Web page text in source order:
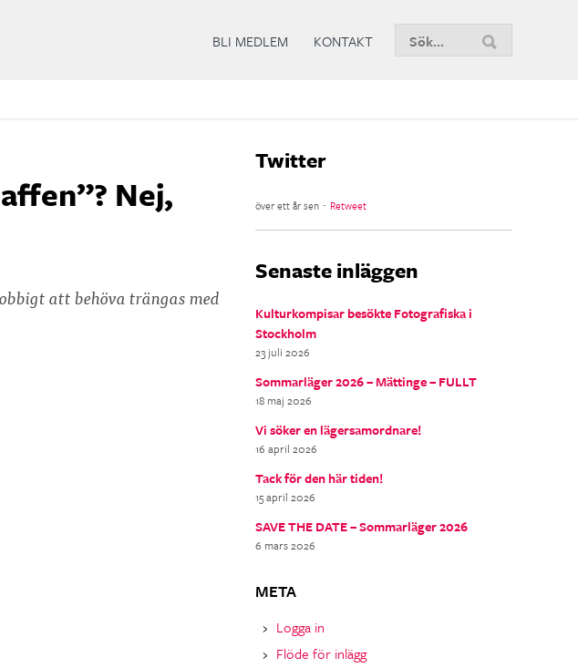
BLI MEDLEM KONTAKT
Sök
Nej,
att behöva trängas med
Twitter
över ett år sen ･ Retweet
Senaste inläggen
Kulturkompisar besökte Fotografiska i
Stockholm
23 juli 2026
Sommarläger 2026 – Mättinge – FULLT
18 maj 2026
Vi söker en lägersamordnare!
16 april 2026
Tack för den här tiden!
15 april 2026
SAVE THE DATE – Sommarläger 2026
6 mars 2026
META
Logga in
Flöde för inlägg